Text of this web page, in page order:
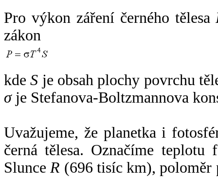
Pro výkon záření černého tělesa
zákon
kdeS je obsah plochy povrchu
σje Stefanova-Boltzmannova
Uvažujeme, že planetka i
černá tělesa. Označíme
SlunceR (696 tisíc km),